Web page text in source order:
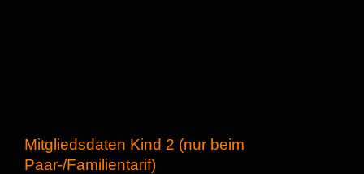
Mitgliedsdaten Kind 2 (nur beim
Paar-/Familientarif)